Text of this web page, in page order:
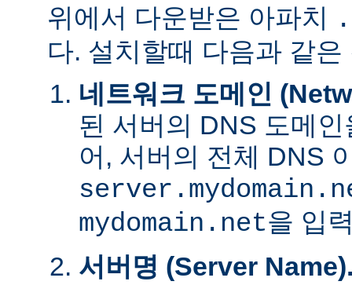
위에서 다운받은 아파치
다. 설치할때 다음과 같
네트워크 도메인
된 서버의 DNS 도메
어, 서버의 전체 DNS
mydomain.net을 입
서버명 (Server